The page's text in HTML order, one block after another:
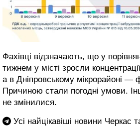
Фахівці відзначають, що у
тижнем у місті зросли
а в Дніпровському мікрорайоні —
Причиною стали погодні умови.
не змінилися.
Усі найцікавіші новини Черкас